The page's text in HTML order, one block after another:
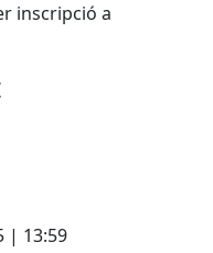
inscripció a
| 13:59